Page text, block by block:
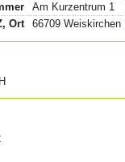
Am Kurzentrum 1
Ort
66709 Weiskirchen